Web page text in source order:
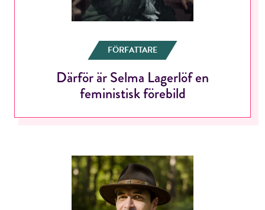
FÖRFATTARE
Därför är Selma Lagerlöf en
feministisk förebild